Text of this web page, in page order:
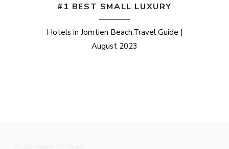
#1 BEST SMALL LUXURY
Hotels in Jomtien Beach.Travel Guide |
August 2023